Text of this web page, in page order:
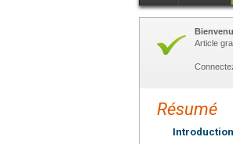
Article
Résumé
Introduction